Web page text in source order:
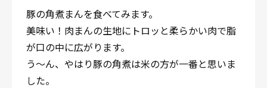
豚の角煮まんを食べてみます。
美味い！肉まんの生地にトロッと柔らかい肉で脂
が口の中に広がります。
う～ん、やはり豚の角煮は米の方が一番と思いま
した。